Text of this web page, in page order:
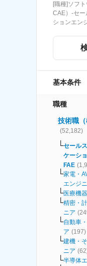
求人特集か
[職種]ソフ
CAE）-セー
ションエン
基本条件
職種
技術職（
(52,182)
セール
ケーシ
FAE (
家電・
エンジ
医療機
精密・
ニア (
自動車
ア (197)
建機・
ニア (62
半導体